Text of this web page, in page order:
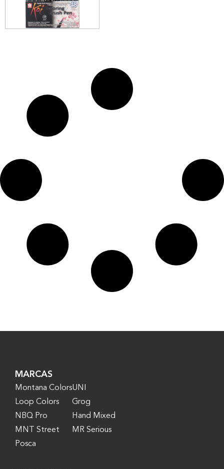
MARCAS
Montana Colors
Loop Colors
NBQ Pro
MNT Street
Posca
UNI
Grog
Hand Mixed
MR Serious